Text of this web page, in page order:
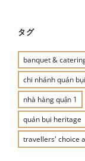
タグ
banquet &
chi nhánh quán bụi
nhà hàng quận 1
quán bụi heritage
travellers' choice